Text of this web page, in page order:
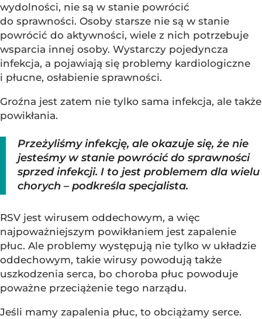
wydolności, nie są w stanie powrócić
do sprawności. Osoby starsze nie są w stanie
powrócić do aktywności, wiele z nich potrzebuje
wsparcia innej osoby. Wystarczy pojedyncza
infekcja, a pojawiają się problemy kardiologiczne
i płucne, osłabienie sprawności.
Groźna jest zatem nie tylko sama infekcja, ale także
powikłania.
Przeżyliśmy infekcję, ale okazuje się, że nie
jesteśmy w stanie powrócić do sprawności
sprzed infekcji. I to jest problemem dla wielu
chorych – podkreśla specjalista.
RSV jest wirusem oddechowym, a więc
najpoważniejszym powikłaniem jest zapalenie
płuc. Ale problemy występują nie tylko w układzie
oddechowym, takie wirusy powodują także
uszkodzenia serca, bo choroba płuc powoduje
poważne przeciążenie tego narządu.
Jeśli mamy zapalenia płuc, to obciążamy serce.